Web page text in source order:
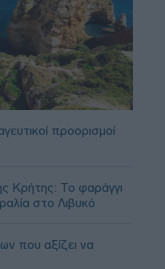
προορισμοί
Κρήτης: Το φαράγγι
στο Λιβυκό
που αξίζει να